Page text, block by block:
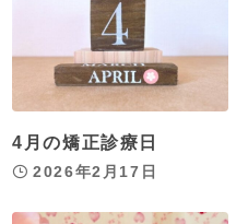
4月の矯正診療日
2026年2月17日